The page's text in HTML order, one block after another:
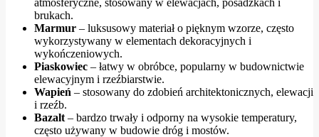
atmosferyczne, stosowany w elewacjach, posadzkach i
brukach.
Marmur – luksusowy materiał o pięknym wzorze, często
wykorzystywany w elementach dekoracyjnych i
wykończeniowych.
Piaskowiec – łatwy w obróbce, popularny w budownictwie
elewacyjnym i rzeźbiarstwie.
Wapień – stosowany do zdobień architektonicznych, elewacji
i rzeźb.
Bazalt – bardzo trwały i odporny na wysokie temperatury,
często używany w budowie dróg i mostów.